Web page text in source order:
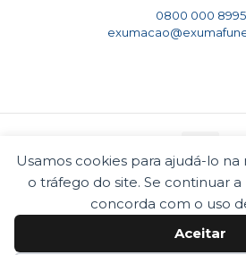
Usamos cookies para ajudá-lo na
o tráfego do site. Se continuar a
concorda com o uso
Aceitar
0800 000 8995
© 2010 Exumafune. Todos
0800 000 8995. Exumações de
Termos e condições
Politica